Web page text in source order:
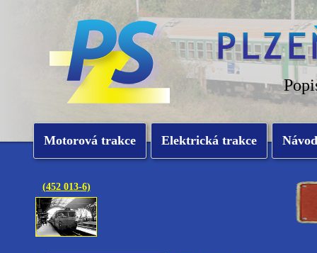
Motorová trakce Elektrická trakce
(452 013-6)